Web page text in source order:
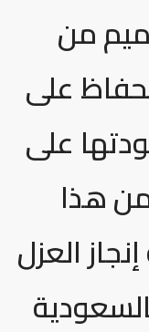
من
على
على
هذا
العزل